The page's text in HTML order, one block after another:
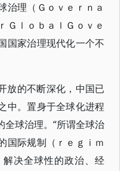
治理（Ｇｏｖｅｒｎａ
ＧｌｏｂａｌＧｏｖｅ
国家治理现代化一个不
放的不断深化，中国已
中。置身于全球化进程
球治理。“所谓全球治
国际规制（ｒｅｇｉｍ
决全球性的政治、经